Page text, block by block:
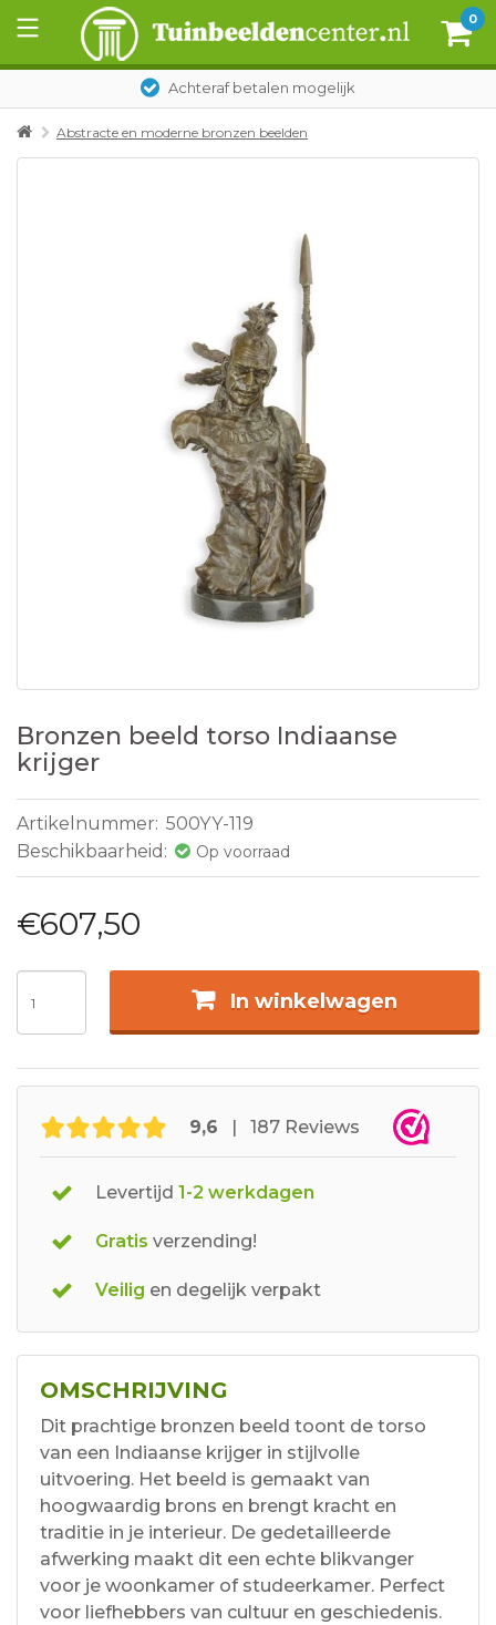
0
Achteraf betalen mogelijk
Abstracte en moderne bronzen beelden
Bronzen beeld torso Indiaanse
krijger
Artikelnummer: 500YY-119
Beschikbaarheid:
Op voorraad
€607,50
In winkelwagen
9,6 | 187 Reviews
Levertijd 1-2 werkdagen
Gratis verzending!
Veilig en degelijk verpakt
OMSCHRIJVING
Dit prachtige bronzen beeld toont de torso
van een Indiaanse krijger in stijlvolle
uitvoering. Het beeld is gemaakt van
hoogwaardig brons en brengt kracht en
traditie in je interieur. De gedetailleerde
afwerking maakt dit een echte blikvanger
voor je woonkamer of studeerkamer. Perfect
voor liefhebbers van cultuur en geschiedenis.